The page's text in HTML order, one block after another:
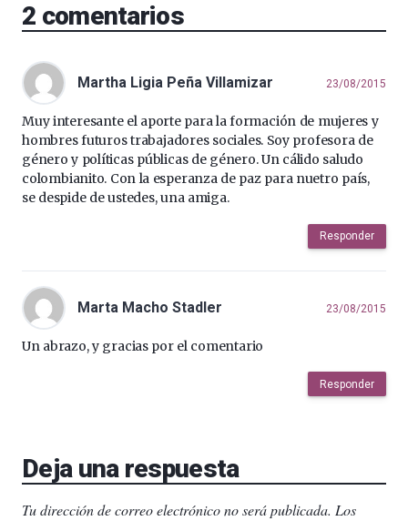
2 comentarios
Martha Ligia Peña Villamizar 23/08/2015
Muy interesante el aporte para la formación de mujeres y
hombres futuros trabajadores sociales. Soy profesora de
género y políticas públicas de género. Un cálido saludo
colombianito. Con la esperanza de paz para nuetro país,
se despide de ustedes, una amiga.
Responder
Marta Macho Stadler 23/08/2015
Un abrazo, y gracias por el comentario
Responder
Deja una respuesta
Tu dirección de correo electrónico no será publicada. Los